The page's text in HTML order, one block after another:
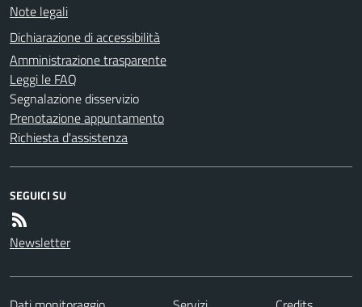
Note legali
Dichiarazione di accessibilità
Amministrazione trasparente
Leggi le FAQ
Segnalazione disservizio
Prenotazione appuntamento
Richiesta d'assistenza
SEGUICI SU
Newsletter